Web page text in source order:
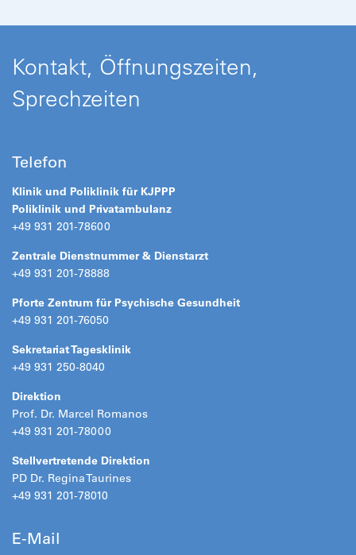
Kontakt, Öffnungszeiten,
Sprechzeiten
Telefon
Klinik und Poliklinik für KJPPP
Poliklinik und Privatambulanz
+49 931 201-78600
Zentrale Dienstnummer & Dienstarzt
+49 931 201-78888
Pforte Zentrum für Psychische Gesundheit
+49 931 201-76050
Sekretariat Tagesklinik
+49 931 250-8040
Direktion
Prof. Dr. Marcel Romanos
+49 931 201-78000
Stellvertretende Direktion
PD Dr. Regina Taurines
+49 931 201-78010
E-Mail